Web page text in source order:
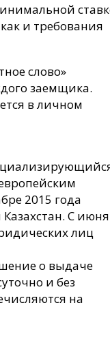
и требования
слово»
заемщика.
в личном
2015 года
С июня
лиц
о выдаче
и без
на